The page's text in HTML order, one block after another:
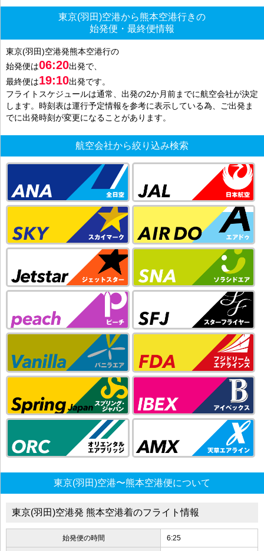
東京(羽田)空港から熊本空港行きの
始発便・最終便情報
東京(羽田)空港発熊本空港行の
始発便は06:20出発で、
最終便は19:10出発です。
フライトスケジュールは通常、出発の2か月前までに航空会社が決定
します。時刻表は運行予定情報を参考に表示している為、ご出発ま
でに出発時刻が変更になることがあります。
航空会社から絞り込み検索
東京(羽田)空港〜熊本空港便について
東京(羽田)空港発 熊本空港着のフライト情報
始発便の時間 6:25